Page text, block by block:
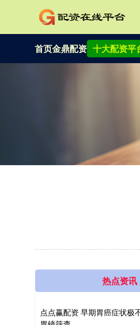
首页金鼎配资 十大配资平
热点资讯
点点赢配资 早期胃癌症状极